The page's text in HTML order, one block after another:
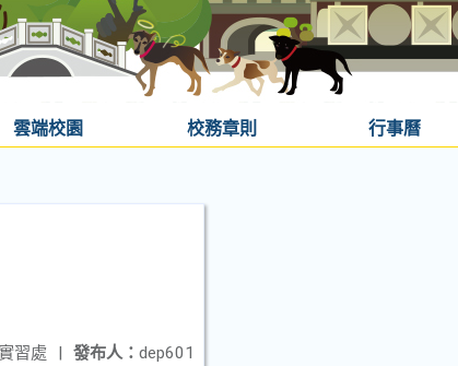
雲端校園 校務章則 行事曆
發布人： dep601
實習處 |